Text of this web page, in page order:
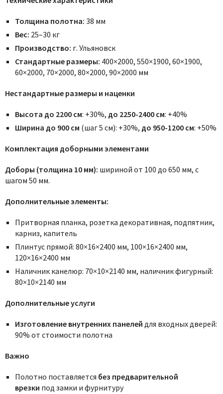
Толщина полотна: 38 мм
Вес: 25–30 кг
Производство: г. Ульяновск
Стандартные размеры: 400×2000, 550×1900, 60×1900,
60×2000, 70×2000, 80×2000, 90×2000 мм
Нестандартные размеры и наценки
Высота до 2200 см: +30%, до 2250-2400 см: +40%
Ширина до 900 см (шаг 5 см): +30%, до 950-1200 см: +50%
Комплектация доборными элементами
Доборы (толщина 10 мм): шириной от 100 до 650 мм, с
шагом 50 мм.
Дополнительные элементы:
Притворная планка, розетка декоративная, подпятник,
карниз, капитель
Плинтус прямой: 80×16×2400 мм, 100×16×2400 мм,
120×16×2400 мм
Наличник канелюр: 70×10×2140 мм, наличник фигурный:
80×10×2140 мм
Дополнительные услуги
Изготовление внутренних панелей для входных дверей:
90% от стоимости полотна
Важно
Полотно поставляется без предварительной
врезки под замки и фурнитуру